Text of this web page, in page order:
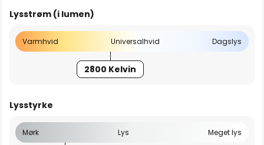
Lysstrøm (i lumen)
Varmhvid Universalhvid Dagslys
2800 Kelvin
Lysstyrke
Mørk Lys Meget lys